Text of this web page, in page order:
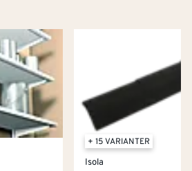
+ 15 VARIANTER
Isola